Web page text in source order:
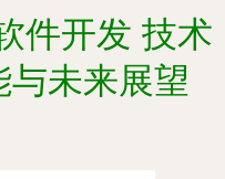
件开发 技术
未来展望